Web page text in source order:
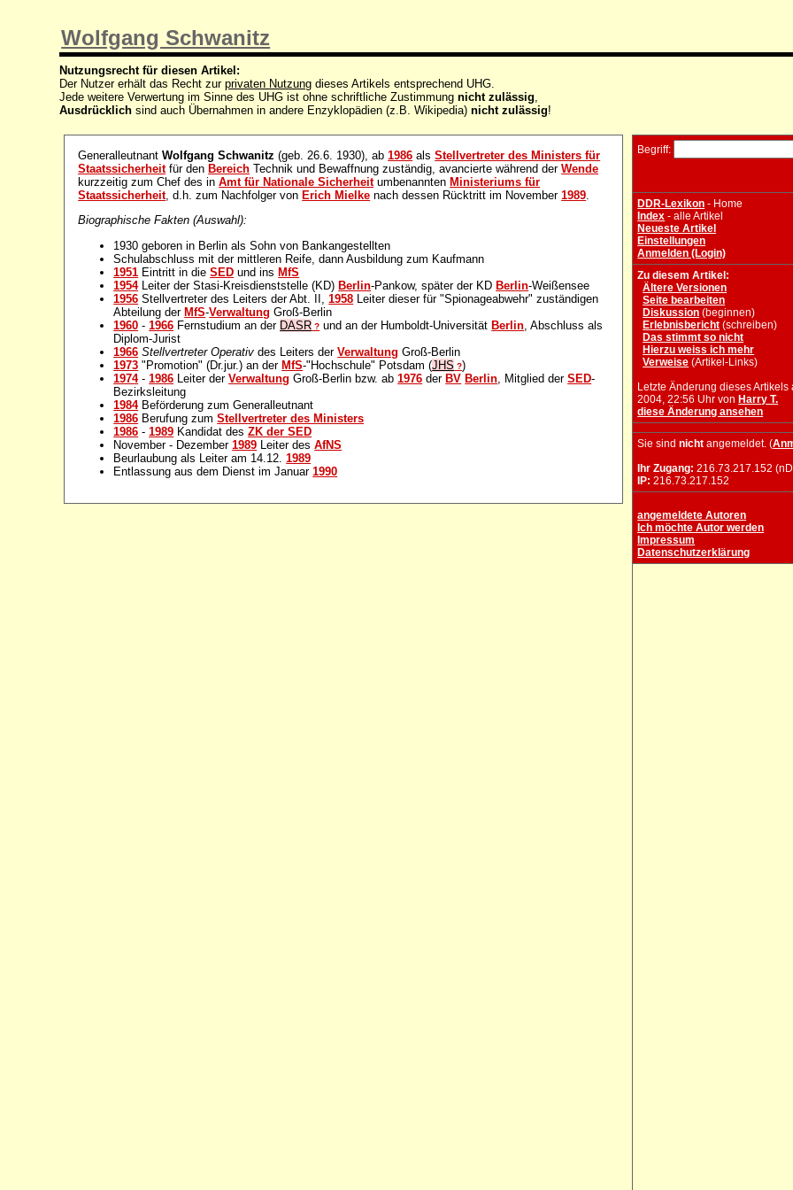
Wolfgang Schwanitz
Nutzungsrecht für diesen Artikel:
Der Nutzer erhält das Recht zurprivaten Nutzung dieses Artikels entsprechend UHG.
Jede weitere Verwertung im Sinne des UHG ist ohne schriftliche Zustimmungnicht zulässig
Ausdrücklich sind auch Übernahmen in andere Enzyklopädien (z.B. Wikipedia)nicht zulässig!
GeneralleutnantWolfgang Schwanitz (geb. 26.6. 1930), ab1986 alsStellvertreter des Ministers für
Staatssicherheitfür den Bereich Technik und Bewaffnung zuständig, avancierte während derWende
kurzzeitig zum Chef des inAmt für Nationale Sicherheitumbenannten Ministeriums für
Staatssicherheit, d.h. zum Nachfolger von Erich Mielke nach dessen Rücktritt im November1989
Biographische Fakten (Auswahl):
1930 geboren in Berlin als Sohn von Bankangestellten
Schulabschluss mit der mittleren Reife, dann Ausbildung zum Kaufmann
1951 Eintritt in dieSED und insMfS
1954Leiter der Stasi-Kreisdienststelle (KD)Berlin-Pankow, später der KDBerlin-Weißensee
1956 Stellvertreter des Leiters der Abt. II,1958 Leiter dieser für "Spionageabwehr" zuständigen
Abteilung derMfS-Verwaltung Groß-Berlin
1960 -1966 Fernstudium an der DASR ? und an der Humboldt-UniversitätBerlin , Abschluss als
Diplom-Jurist
1966 Stellvertreter Operativ des Leiters derVerwaltung Groß-Berlin
1973 "Promotion" (Dr.jur.) an derMfS-"Hochschule" Potsdam (JHS ?)
1974-1986 Leiter derVerwaltung Groß-Berlin bzw. ab1976 derBV Berlin , Mitglied derSED-
Bezirksleitung
1984Beförderung zum Generalleutnant
1986 Berufung zumStellvertreter des Ministers
1986 -1989 Kandidat desZK der SED
November - Dezember1989 Leiter desAfNS
Beurlaubung als Leiter am 14.12.1989
Entlassung aus dem Dienst im Januar1990
Begriff:
DDR-Lexikon - Home
Index - alle Artikel
Neueste Artikel
Einstellungen
Anmelden (Login)
Zu diesem Artikel:
Ältere Versionen
Seite bearbeiten
Diskussion (beginnen)
Erlebnisbericht (schreiben)
Das stimmt so nicht
Hierzu weiss ich mehr
Verweise (Artikel-Links)
Letzte Änderung dieses Artikels
2004, 22:56 Uhr vonHarry T.
diese Änderung ansehen
Sie sindnicht angemeldet. (
Ihr Zugang: 216.73.217.152
IP: 216.73.217.152
angemeldete Autoren
Ich möchte Autor werden
Impressum
Datenschutzerklärung